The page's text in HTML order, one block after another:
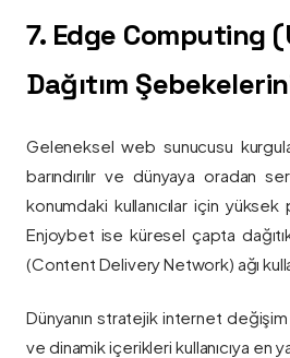
7. Edge Computing
Dağıtım
Geleneksel web sunucusu
barındırılır ve dünyaya oradan
konumdaki kullanıcılar için
Enjoybet ise küresel çapta
(Content Delivery Network) ağı
Dünyanın stratejik internet değişim
ve dinamik içerikleri kullanıcıya en